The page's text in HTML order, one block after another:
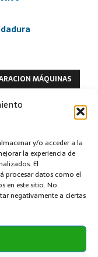
y/o acceder a la
la experiencia de
El
procesar datos como el
en este sitio. No
negativamente a ciertas
MÁQUINAS
fibra óptica en la